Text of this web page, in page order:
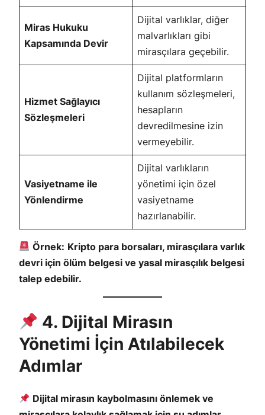
Miras Hukuku
Kapsamında Devir
Dijital varlıklar, diğer
malvarlıkları gibi
mirasçılara geçebilir.
Hizmet Sağlayıcı
Sözleşmeleri
Dijital platformların
kullanım sözleşmeleri,
hesapların
devredilmesine izin
vermeyebilir.
Vasiyetname ile
Yönlendirme
Dijital varlıkların
yönetimi için özel
vasiyetname
hazırlanabilir.
Örnek: Kripto para borsaları, mirasçılara varlık
devri için ölüm belgesi ve yasal mirasçılık belgesi
talep edebilir.
4. Dijital Mirasın
Yönetimi İçin Atılabilecek
Adımlar
Dijital mirasın kaybolmasını önlemek ve